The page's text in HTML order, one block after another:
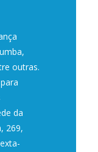
outras.
da
269,